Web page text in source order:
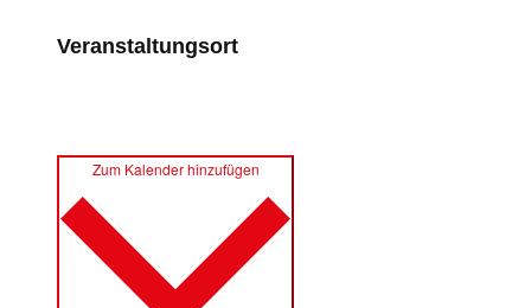
Veranstaltungsort